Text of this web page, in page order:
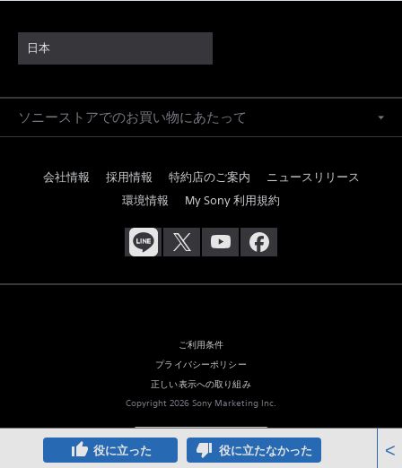
日本
ソニーストアでのお買い物にあたって
会社情報 採用情報 特約店のご案内
ニュースリリース
環境情報
My Sony 利用規約
ご利用条件
プライバシーポリシー
正しい表示への取り組み
Copyright 2026 Sony Marketing Inc.
thumb_up 役に立った thumb_down 役に立たなかった <